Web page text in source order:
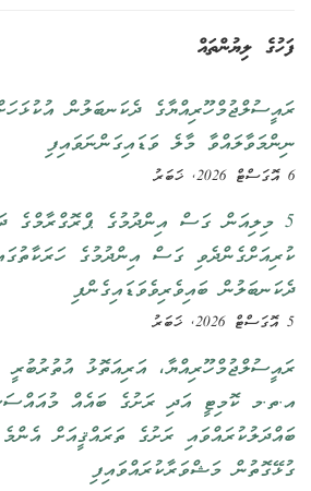
ފަހުގެ ލިޔުންތައް
ރައީސުލްޖުމްހޫރިއްޔާގެ ދެކަނބަލުން
ނިންމަވާލައްވާ މާލެ ވަޑައިގަންނަވައިފި
6 އޮގަސްޓް 2026, ޚަބަރު
5 މިލިއަން ގަސް އިންދުމުގެ ޕްރޮގްރާމްގެ
ކުރިއަށްގެންދެވި ގަސް އިންދުމުގެ
ދެކަނބަލުން ބައިވެރިވެވަޑައިގެންފި
5 އޮގަސްޓް 2026, ޚަބަރު
ރައީސުލްޖުމްހޫރިއްޔާ، އަރިއަތޮޅު
އ.ތ.މ ކޮމިޓީ އަދި ރަށުގެ ބައެއް
ބައްދަލުކުރައްވައި ރަށުގެ ތަރައްޤީއަށް
ގުޅޭގޮތުން މަޝްވަރާކުރައްވައިފި